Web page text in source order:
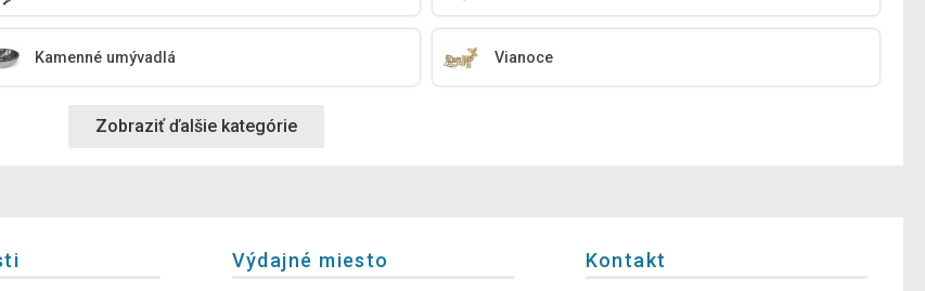
Kamenné umývadlá Vianoce
Zobraziť ďalšie kategórie
Výdajné miesto Kontakt